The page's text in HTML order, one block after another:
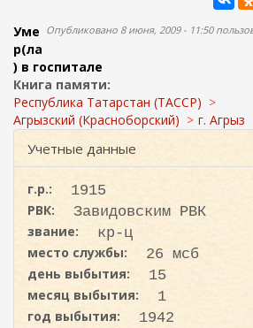
п
о
и
с
к
Опубликовано 8 июня, 2009 - 11:50
Уме
р(ла
) в госпитале
Книга памяти:
Республика Татарстан (ТАССР)
Агрызский (Красноборский)
г. Агрыз
Учетные данные
г.р.:
1915
РВК:
Завидовским РВК
звание:
кр-ц
место службы:
26 мсб
день выбытия:
15
месяц выбытия:
1
год выбытия:
1942